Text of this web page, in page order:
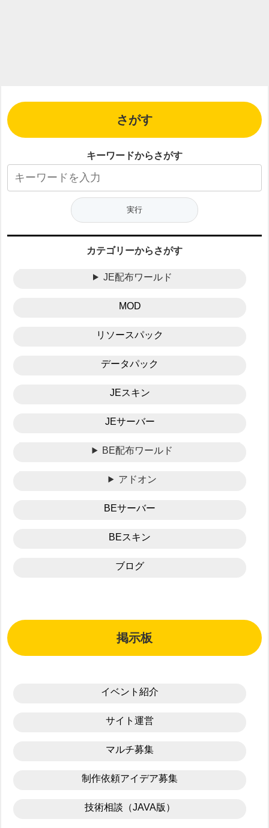
さがす
キーワードからさがす
カテゴリーからさがす
JE配布ワールド
MOD
リソースパック
データパック
JEスキン
JEサーバー
BE配布ワールド
アドオン
BEサーバー
BEスキン
ブログ
掲示板
イベント紹介
サイト運営
マルチ募集
制作依頼アイデア募集
技術相談（JAVA版）